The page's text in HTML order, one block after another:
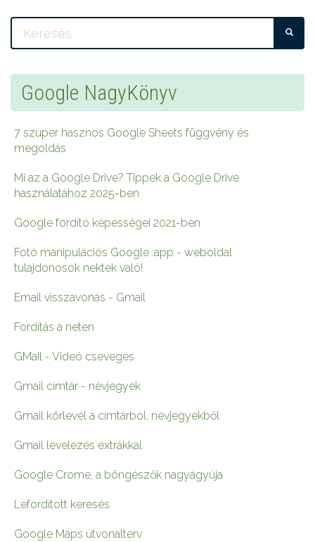
Google NagyKönyv
7 szuper hasznos Google Sheets függvény és
megoldás
Mi az a Google Drive? Tippek a Google Drive
használatához 2025-ben
Google fordító képességei 2021-ben
Fotó manipulációs Google .app - weboldal
tulajdonosok nektek való!
Email visszavonás - Gmail
Fordítás a neten
GMail - Videó csevegés
Gmail címtár - névjegyek
Gmail körlevél a címtárból, névjegyekből
Gmail levelezés extrákkal
Google Crome, a böngészők nagyágyúja
Lefordított keresés
Google Maps útvonalterv